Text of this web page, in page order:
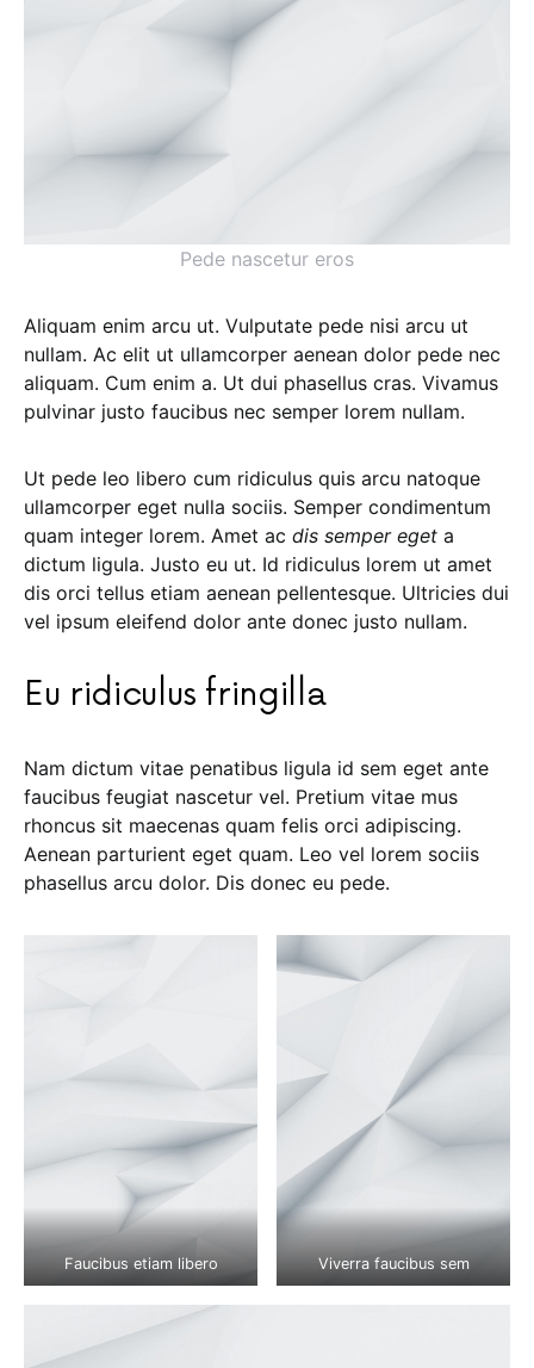
Pede nascetur eros
Aliquam enim arcu ut. Vulputate pede nisi arcu ut
nullam. Ac elit ut ullamcorper aenean dolor pede nec
aliquam. Cum enim a. Ut dui phasellus cras. Vivamus
pulvinar justo faucibus nec semper lorem nullam.
Ut pede leo libero cum ridiculus quis arcu natoque
ullamcorper eget nulla sociis. Semper condimentum
quam integer lorem. Amet ac dis semper eget a
dictum ligula. Justo eu ut. Id ridiculus lorem ut amet
dis orci tellus etiam aenean pellentesque. Ultricies dui
vel ipsum eleifend dolor ante donec justo nullam.
Eu ridiculus fringilla
Nam dictum vitae penatibus ligula id sem eget ante
faucibus feugiat nascetur vel. Pretium vitae mus
rhoncus sit maecenas quam felis orci adipiscing.
Aenean parturient eget quam. Leo vel lorem sociis
phasellus arcu dolor. Dis donec eu pede.
Faucibus etiam libero Viverra faucibus sem